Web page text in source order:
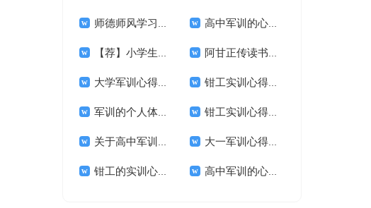
师德师风学习心得体会(精选15篇) 高中军训的心得体会13篇
【荐】小学生军训心得体会 阿甘正传读书心得体会
大学军训心得体会三篇 钳工实训心得体会
军训的个人体会(15篇) 钳工实训心得体会
关于高中军训的体会汇编13篇 大一军训心得体会集锦15篇
钳工的实训心得体会 高中军训的心得体会(14篇)